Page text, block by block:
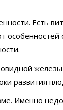
Есть
железы
развития
Именно